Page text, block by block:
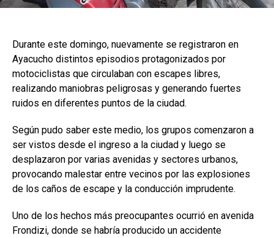
Durante este domingo, nuevamente se registraron en
Ayacucho distintos episodios protagonizados por
motociclistas que circulaban con escapes libres,
realizando maniobras peligrosas y generando fuertes
ruidos en diferentes puntos de la ciudad.
Según pudo saber este medio, los grupos comenzaron a
ser vistos desde el ingreso a la ciudad y luego se
desplazaron por varias avenidas y sectores urbanos,
provocando malestar entre vecinos por las explosiones
de los caños de escape y la conducción imprudente.
Uno de los hechos más preocupantes ocurrió en avenida
Frondizi, donde se habría producido un accidente